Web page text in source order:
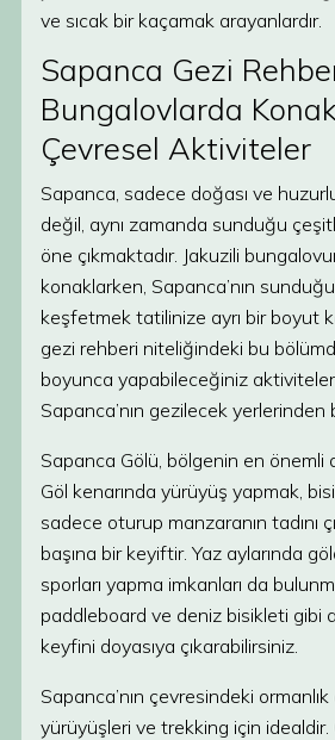
ve sıcak bir kaçamak arayanlardır.
Sapanca Gezi
Bungalovlarda
Çevresel Aktiviteler
Sapanca, sadece doğası ve
değil, aynı zamanda sunduğu
öne çıkmaktadır. Jakuzili
konaklarken, Sapanca’nın
keşfetmek tatilinize ayrı bir boyut
gezi rehberi niteliğindeki bu
boyunca yapabileceğiniz
Sapanca’nın gezilecek
Sapanca Gölü, bölgenin en önemli
Göl kenarında yürüyüş yapmak,
sadece oturup manzaranın tadını
başına bir keyiftir. Yaz aylarında
sporları yapma imkanları da
paddleboard ve deniz bisikleti gibi
keyfini doyasıya çıkarabilirsiniz.
Sapanca’nın çevresindeki
yürüyüşleri ve trekking için idealdir.